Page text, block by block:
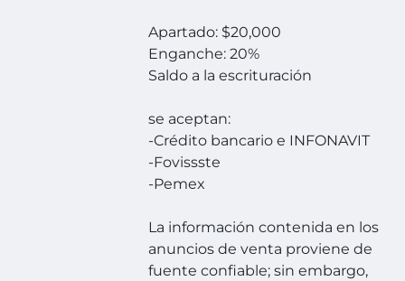
Apartado: $20,000
Enganche: 20%
Saldo a la escrituración
se aceptan:
-Crédito bancario e INFONAVIT
-Fovissste
-Pemex
La información contenida en los
anuncios de venta proviene de
fuente confiable; sin embargo,